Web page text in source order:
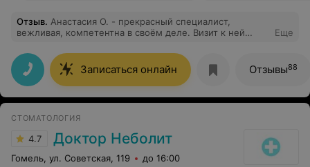
Отзыв. Анастасия О. - прекрасный специалист,
вежливая, компетентна в своём деле. Визит к ней
интересующие вопросы. Благодарю!
Еще
Записаться онлайн Отзывы88
СТОМАТОЛОГИЯ
4.7 Доктор Неболит
Гомель, ул. Советская, 119 до 16:00